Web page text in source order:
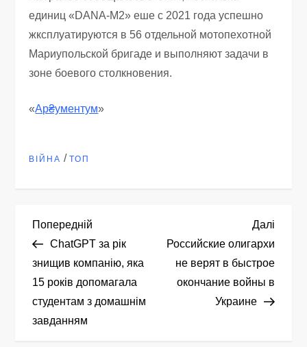
единиц «DANA-М2» еше с 2021 года успешно
жксплуатируются в 56 отдельной мотопехотной
Мариупольской бригаде и выполняют задачи в
зоне боевого столкновения.
«Ар₴ументум»
ВІЙНА /ТОП
Н
а
в
і
Попередній
запис
Попередній
ChatGPT за рік
знищив компанію, яка
15 років допомагала
студентам з домашнім
завданням
запис
Далі
Российские олигархи
не верят в быстрое
окончание войны в
Украине